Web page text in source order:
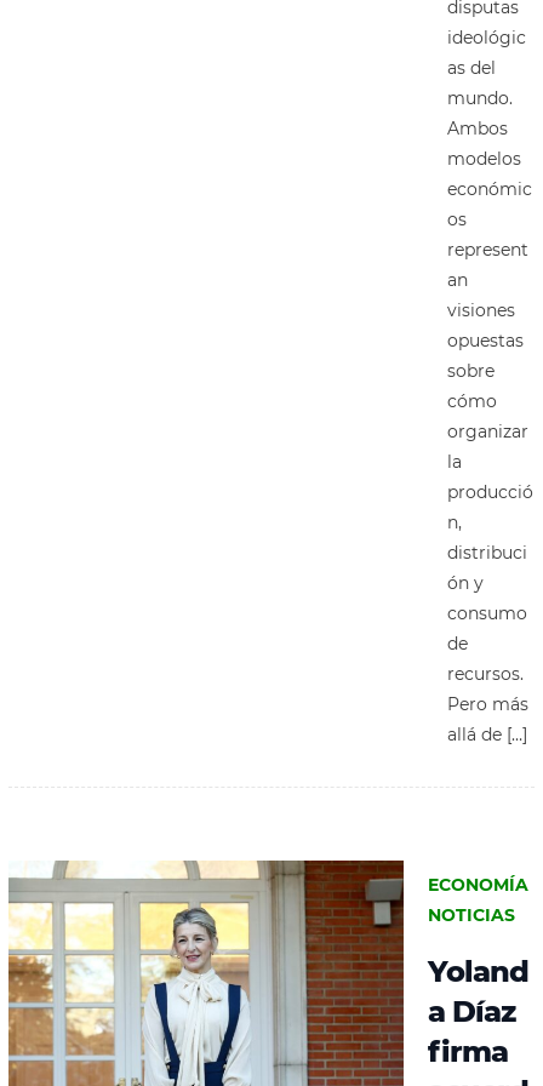
disputas
ideológic
as del
mundo.
Ambos
modelos
económic
os
represent
an
visiones
opuestas
sobre
cómo
organizar
la
producció
n,
distribuci
ón y
consumo
de
recursos.
Pero más
allá de […]
ECONOMÍA
NOTICIAS
Yoland
a Díaz
firma